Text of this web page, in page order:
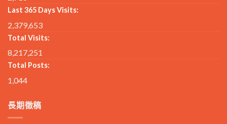
Last 365 Days Visits:
2,379,653
Total Visits:
8,217,251
Total Posts:
1,044
長期徵稿